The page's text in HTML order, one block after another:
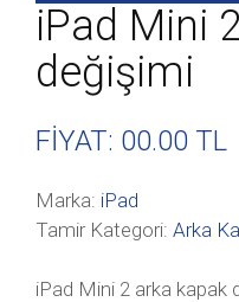
iPad Mini
değişimi
FİYAT: 00.00 TL
Marka: iPad
Tamir Kategori: Arka
iPad Mini 2 arka kapak